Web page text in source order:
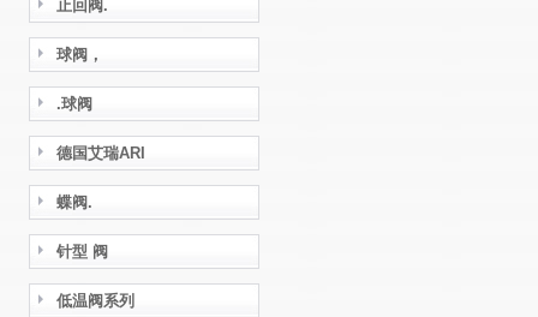
止回阀.
球阀，
.球阀
德国艾瑞ARI
蝶阀.
针型 阀
低温阀系列